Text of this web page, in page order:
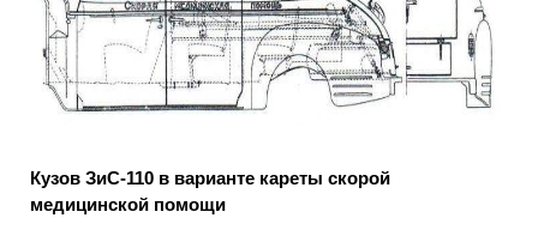
Кузов ЗиС-110 в варианте кареты скорой
медицинской помощи